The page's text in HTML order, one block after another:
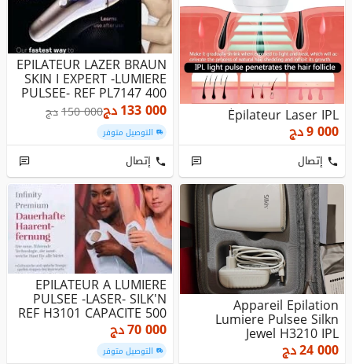
Épilateur Laser IPL
9 000دج
إتصال
EPILATEUR LAZER BRAUN
SKIN I EXPERT -LUMIERE
PULSEE- REF PL7147 400
0...
133 000دج150 000دج
التوصيل متوفر
إتصال
Appareil Epilation
Lumiere Pulsee Silkn
Jewel H3210 IPL
24 000دج
EPILATEUR A LUMIERE
PULSEE -LASER- SILK'N
REF H3101 CAPACITE 500
000 F...
70 000دج
التوصيل متوفر